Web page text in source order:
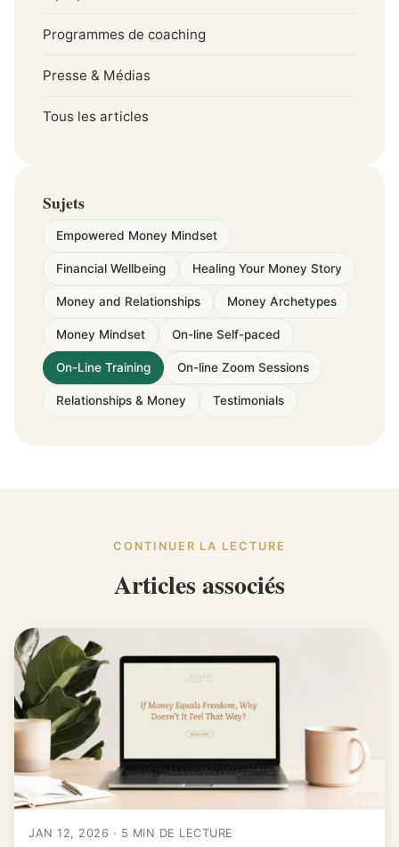
Programmes de coaching
Presse & Médias
Tous les articles
Sujets
Empowered Money Mindset
Financial Wellbeing Healing Your Money Story
Money and Relationships Money Archetypes
Money Mindset On-line Self-paced
On-Line Training On-line Zoom Sessions
Relationships & Money Testimonials
CONTINUER LA LECTURE
Articles associés
JAN 12, 2026 · 5 MIN DE LECTURE